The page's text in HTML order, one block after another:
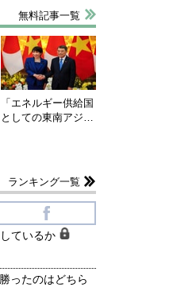
ルムズ海峡危機で加速したエ
き着くリスク
無料記事一覧
「エネルギー供給国
としての東南アジ…
ランキング一覧
ているか
ったのはどちら